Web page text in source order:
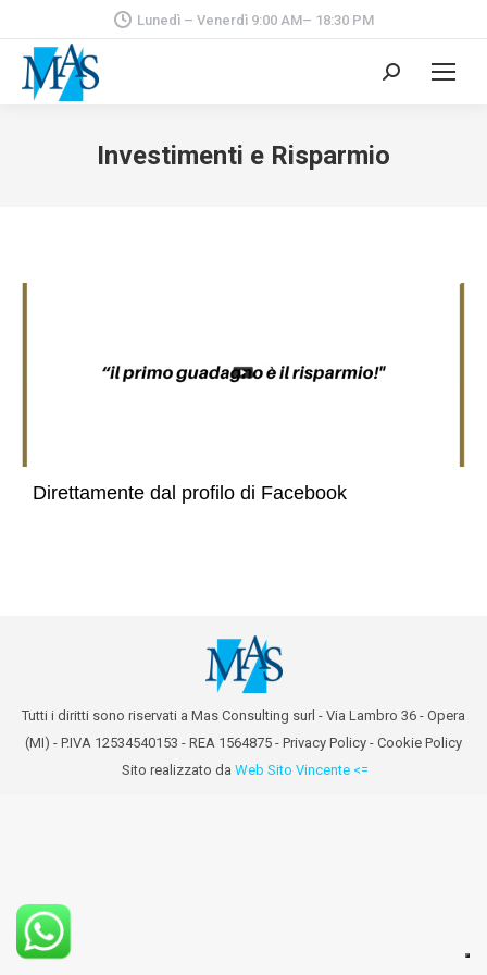
Lunedì – Venerdì 9:00 AM– 18:30 PM
Cerca:
Investimenti e Risparmio
Direttamente dal profilo di Facebook
Tutti i diritti sono riservati a Mas Consulting surl - Via Lambro 36 - Opera
(MI) - P.IVA 12534540153 - REA 1564875 - Privacy Policy - Cookie Policy
Sito realizzato da Web Sito Vincente <=